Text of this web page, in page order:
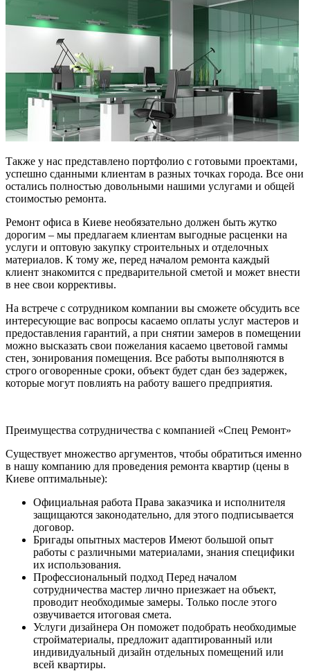
Также у нас представлено портфолио с готовыми проектами,
успешно сданными клиентам в разных точках города. Все они
остались полностью довольными нашими услугами и общей
стоимостью ремонта.
Ремонт офиса в Киеве необязательно должен быть жутко
дорогим – мы предлагаем клиентам выгодные расценки на
услуги и оптовую закупку строительных и отделочных
материалов. К тому же, перед началом ремонта каждый
клиент знакомится с предварительной сметой и может внести
в нее свои коррективы.
На встрече с сотрудником компании вы сможете обсудить все
интересующие вас вопросы касаемо оплаты услуг мастеров и
предоставления гарантий, а при снятии замеров в помещении
можно высказать свои пожелания касаемо цветовой гаммы
стен, зонирования помещения. Все работы выполняются в
строго оговоренные сроки, объект будет сдан без задержек,
которые могут повлиять на работу вашего предприятия.
Преимущества сотрудничества с компанией «Спец Ремонт»
Существует множество аргументов, чтобы обратиться именно
в нашу компанию для проведения ремонта квартир (цены в
Киеве оптимальные):
Официальная работа Права заказчика и исполнителя
защищаются законодательно, для этого подписывается
договор.
Бригады опытных мастеров Имеют большой опыт
работы с различными материалами, знания специфики
их использования.
Профессиональный подход Перед началом
сотрудничества мастер лично приезжает на объект,
проводит необходимые замеры. Только после этого
озвучивается итоговая смета.
Услуги дизайнера Он поможет подобрать необходимые
стройматериалы, предложит адаптированный или
индивидуальный дизайн отдельных помещений или
всей квартиры.